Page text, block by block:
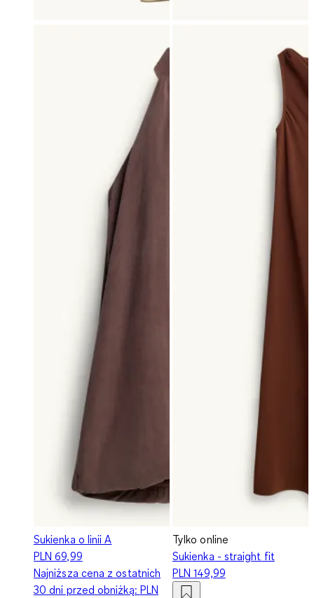
Sukienka o linii A
PLN 69,99
Najniższa cena z ostatnich
30 dni przed obniżką: PLN
Tylko online
Sukienka - straight fit
PLN 149,99